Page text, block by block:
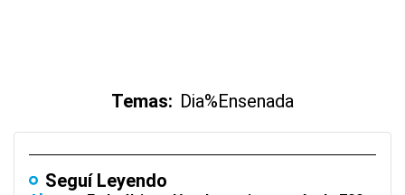
Temas: Dia%Ensenada
Seguí Leyendo